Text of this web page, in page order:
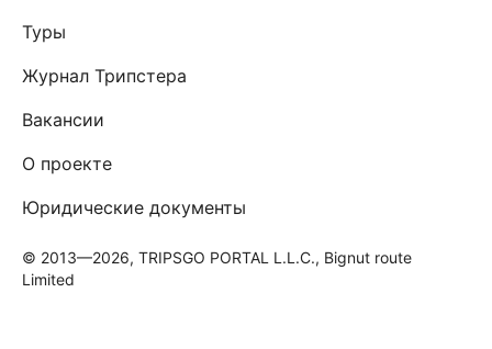
Туры
Журнал Трипстера
Вакансии
О проекте
Юридические документы
© 2013—2026, TRIPSGO PORTAL L.L.C., Bignut route
Limited